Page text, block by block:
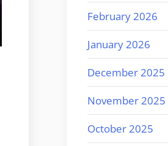
February 2026
January 2026
December 2025
November 2025
October 2025